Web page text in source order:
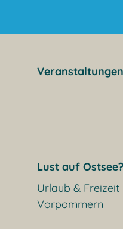
Veranstaltungen
Lust auf Ostsee?
Urlaub &
Vorpommern